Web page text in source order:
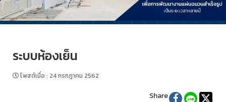
ระบบห้องเย็น
โพสต์เมื่อ : 24 กรกฎาคม 2562
Share